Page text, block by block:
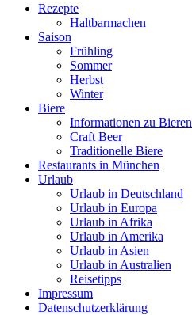
Rezepte
Haltbarmachen
Saison
Frühling
Sommer
Herbst
Winter
Biere
Informationen zu Bieren
Craft Beer
Traditionelle Biere
Restaurants in München
Urlaub
Urlaub in Deutschland
Urlaub in Europa
Urlaub in Afrika
Urlaub in Amerika
Urlaub in Asien
Urlaub in Australien
Reisetipps
Impressum
Datenschutzerklärung